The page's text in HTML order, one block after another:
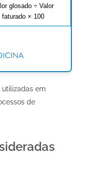
glosado ÷ Valor
faturado × 100
em
de